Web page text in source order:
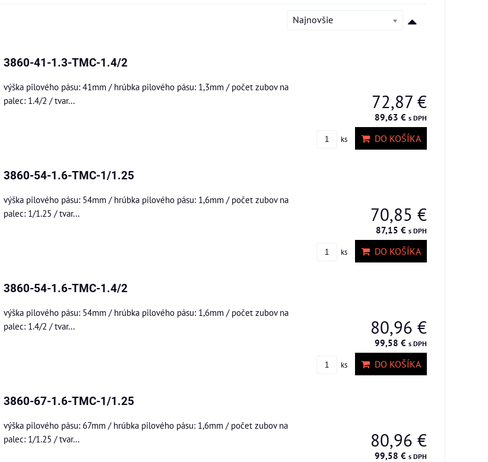
Najnovšie
3860-41-1.3-TMC-1.4/2
výška pilového pásu: 41mm / hrúbka pilového pásu: 1,3mm / počet zubov na
palec: 1.4/2 / tvar...
72,87 €
89,63 € s DPH
ks DO KOŠÍKA
3860-54-1.6-TMC-1/1.25
výška pilového pásu: 54mm / hrúbka pilového pásu: 1,6mm / počet zubov na
palec: 1/1.25 / tvar...
70,85 €
87,15 € s DPH
ks DO KOŠÍKA
3860-54-1.6-TMC-1.4/2
výška pilového pásu: 54mm / hrúbka pilového pásu: 1,6mm / počet zubov na
palec: 1.4/2 / tvar...
80,96 €
99,58 € s DPH
ks DO KOŠÍKA
3860-67-1.6-TMC-1/1.25
výška pilového pásu: 67mm / hrúbka pilového pásu: 1,6mm / počet zubov na
palec: 1/1.25 / tvar...
80,96 €
99,58 € s DPH